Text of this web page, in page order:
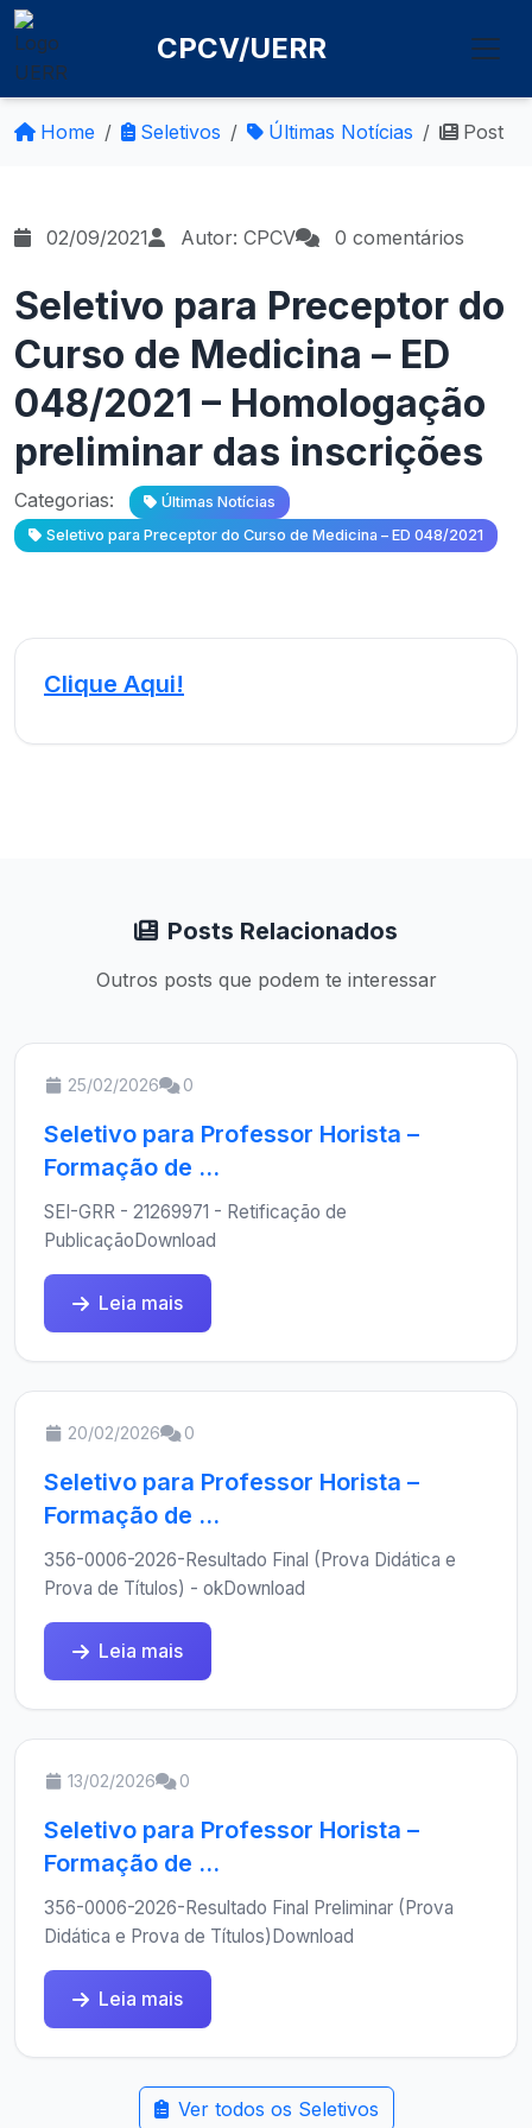
CPCV/UERR
Home Seletivos Últimas Notícias Post
02/09/2021 Autor: CPCV 0 comentários
Seletivo para Preceptor do
Curso de Medicina – ED
048/2021 – Homologação
preliminar das inscrições
Categorias:
Últimas Notícias
Seletivo para Preceptor do Curso de Medicina – ED 048/2021
Clique Aqui!
Posts Relacionados
Outros posts que podem te interessar
25/02/2026 0
Seletivo para Professor Horista –
Formação de ...
SEI-GRR - 21269971 - Retificação de
PublicaçãoDownload
Leia mais
20/02/2026 0
Seletivo para Professor Horista –
Formação de ...
356-0006-2026-Resultado Final (Prova Didática e
Prova de Títulos) - okDownload
Leia mais
13/02/2026 0
Seletivo para Professor Horista –
Formação de ...
356-0006-2026-Resultado Final Preliminar (Prova
Didática e Prova de Títulos)Download
Leia mais
Ver todos os Seletivos